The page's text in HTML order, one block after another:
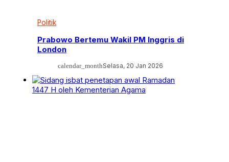
Politik
Prabowo Bertemu Wakil PM Inggris di
London
calendar_monthSelasa, 20 Jan 2026